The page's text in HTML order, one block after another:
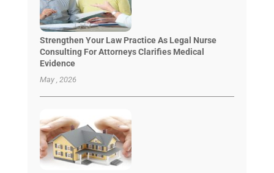
Strengthen Your Law Practice As Legal Nurse
Consulting For Attorneys Clarifies Medical
Evidence
May , 2026